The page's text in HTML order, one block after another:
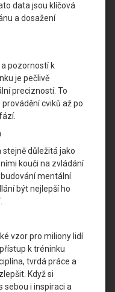
data jsou klíčová
a dosažení
pozorností k
je pečlivě
precizností. To
cviků až po
stejně důležitá jako
kouči na zvládání
mentální
být nejlepší ho
vzor pro miliony lidí
k tréninku
tvrdá práce a
Když si
sebou i inspiraci a